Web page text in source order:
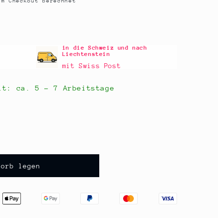
in die Schweiz und nach
Liechtenstein
mit Swiss Post
ca. 5 - 7 Arbeitstage
legen